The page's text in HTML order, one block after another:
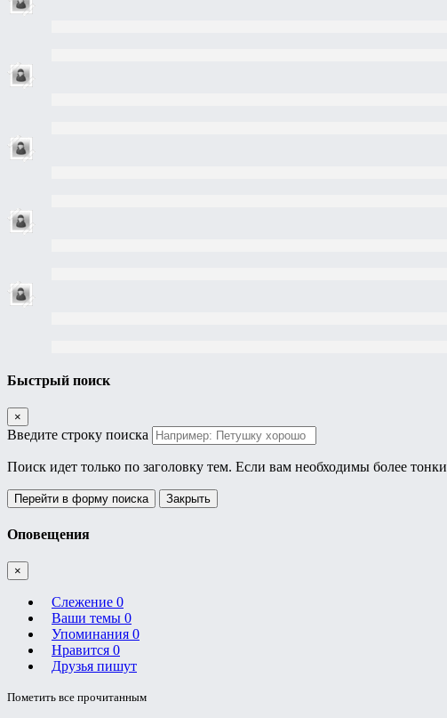
Быстрый поиск
×
Введите строку поиска
Поиск идет только по заголовку тем. Если вам необходимы более
Перейти в форму поиска Закрыть
Оповещения
×
Слежение 0
Ваши темы 0
Упоминания 0
Нравится 0
Друзья пишут
Пометить все прочитанным